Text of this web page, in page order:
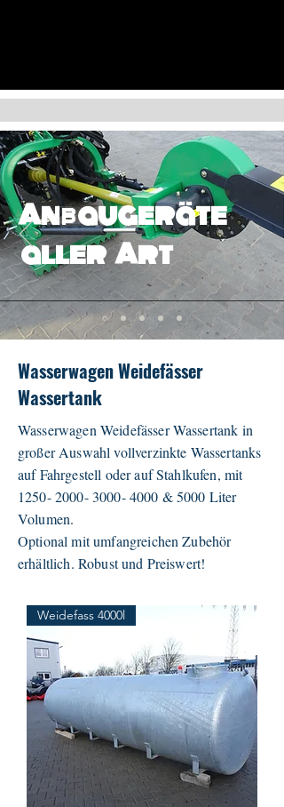
Anbaugeräte
aller Art
Wasserwagen Weidefässer
Wassertank
Wasserwagen Weidefässer Wassertank in
großer Auswahl vollverzinkte Wassertanks
auf Fahrgestell oder auf Stahlkufen, mit
1250- 2000- 3000- 4000 & 5000 Liter
Volumen.
Optional mit umfangreichen Zubehör
erhältlich. Robust und Preiswert!
Weidefass 4000l